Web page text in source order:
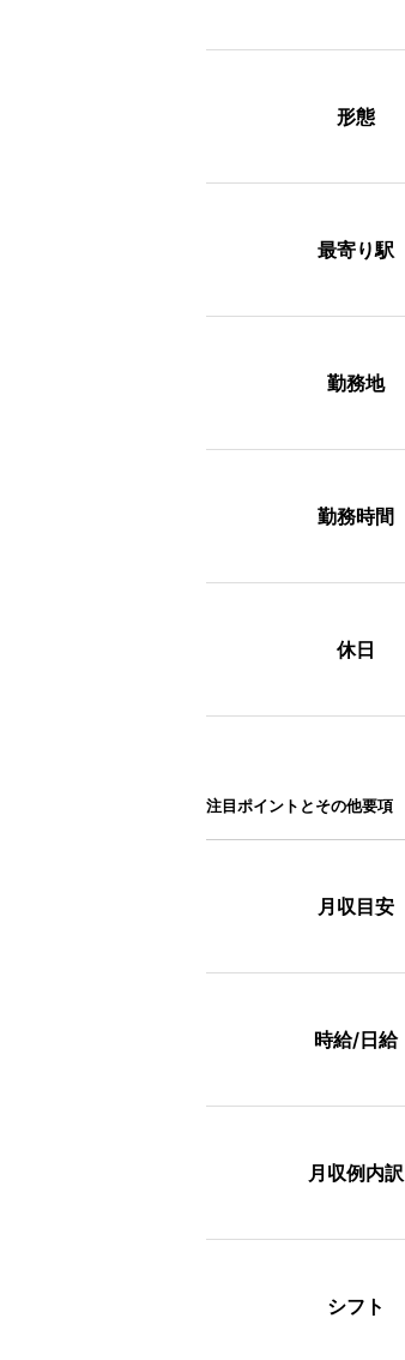
形態
最寄り駅
勤務地
勤務時間
休日
注⽬ポイントとその他要項
月収目安
時給/日給
月収例内訳
シフト